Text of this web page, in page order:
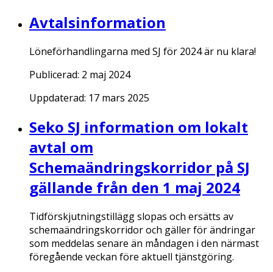
Avtalsinformation
Löneförhandlingarna med SJ för 2024 är nu klara!
Publicerad: 2 maj 2024
Uppdaterad: 17 mars 2025
Seko SJ information om lokalt
avtal om
Schemaändringskorridor på SJ
gällande från den 1 maj 2024
Tidförskjutningstillägg slopas och ersätts av
schemaändringskorridor och gäller för ändringar
som meddelas senare än måndagen i den närmast
föregående veckan före aktuell tjänstgöring.